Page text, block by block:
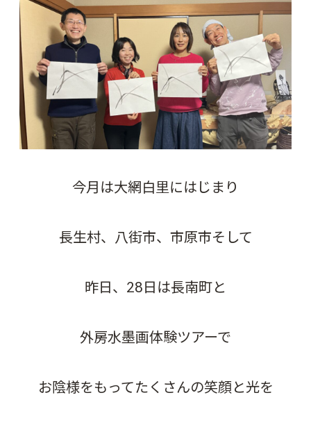
今月は大網白里にはじまり
長生村、八街市、市原市そして
昨日、28日は長南町と
外房水墨画体験ツアーで
お陰様をもってたくさんの笑顔と光を